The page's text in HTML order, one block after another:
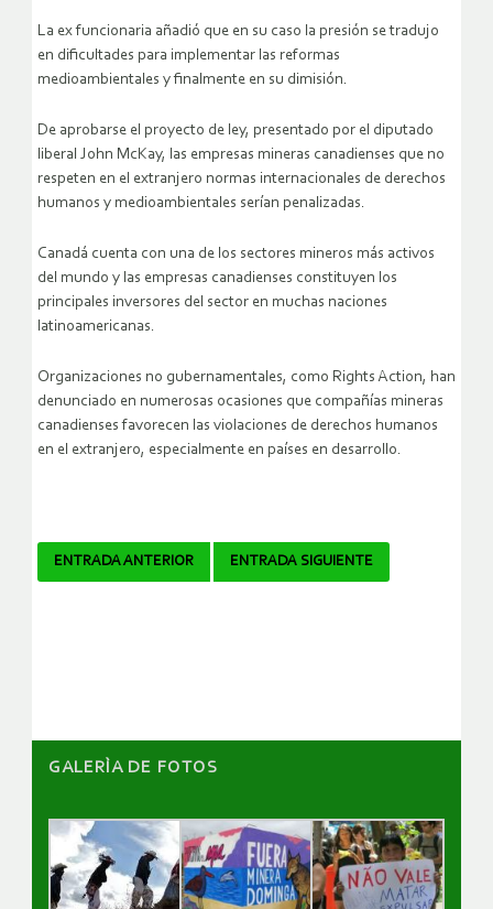
La ex funcionaria añadió que en su caso la presión se tradujo
en dificultades para implementar las reformas
medioambientales y finalmente en su dimisión.
De aprobarse el proyecto de ley, presentado por el diputado
liberal John McKay, las empresas mineras canadienses que no
respeten en el extranjero normas internacionales de derechos
humanos y medioambientales serían penalizadas.
Canadá cuenta con una de los sectores mineros más activos
del mundo y las empresas canadienses constituyen los
principales inversores del sector en muchas naciones
latinoamericanas.
Organizaciones no gubernamentales, como Rights Action, han
denunciado en numerosas ocasiones que compañías mineras
canadienses favorecen las violaciones de derechos humanos
en el extranjero, especialmente en países en desarrollo.
Navegador
ENTRADA ANTERIOR ENTRADA SIGUIENTE
GALERÌA DE FOTOS